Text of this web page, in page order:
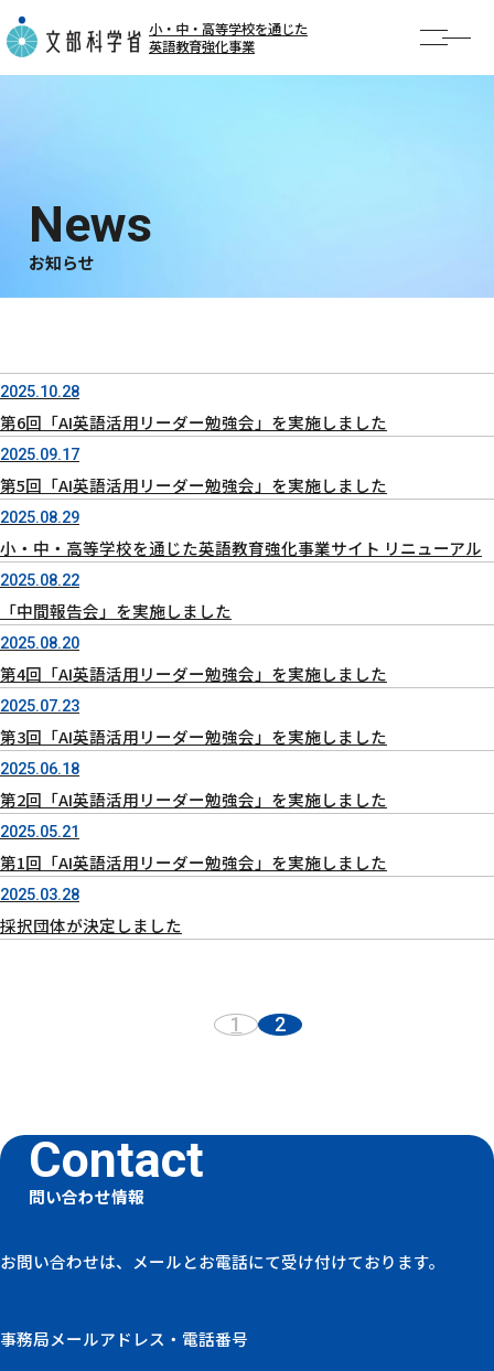
小・中・高等学校を通じた
英語教育強化事業
AI英語勉強会
事例紹介
お知らせ
2025.10.28
第6回「AI英語活用リーダー勉強会」を実施しました
2025.09.17
第5回「AI英語活用リーダー勉強会」を実施しました
2025.08.29
小・中・高等学校を通じた英語教育強化事業サイト リニューアル
2025.08.22
「中間報告会」を実施しました
2025.08.20
第4回「AI英語活用リーダー勉強会」を実施しました
2025.07.23
第3回「AI英語活用リーダー勉強会」を実施しました
2025.06.18
第2回「AI英語活用リーダー勉強会」を実施しました
2025.05.21
第1回「AI英語活用リーダー勉強会」を実施しました
2025.03.28
採択団体が決定しました
前へ
1 2
問い合わせ情報
お問い合わせは、メールとお電話にて受け付けております。
事務局メールアドレス・電話番号